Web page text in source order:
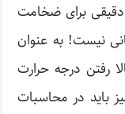
برای ضخامت
نیست! به عنوان
رفتن درجه حرارت
باید در محاسبات